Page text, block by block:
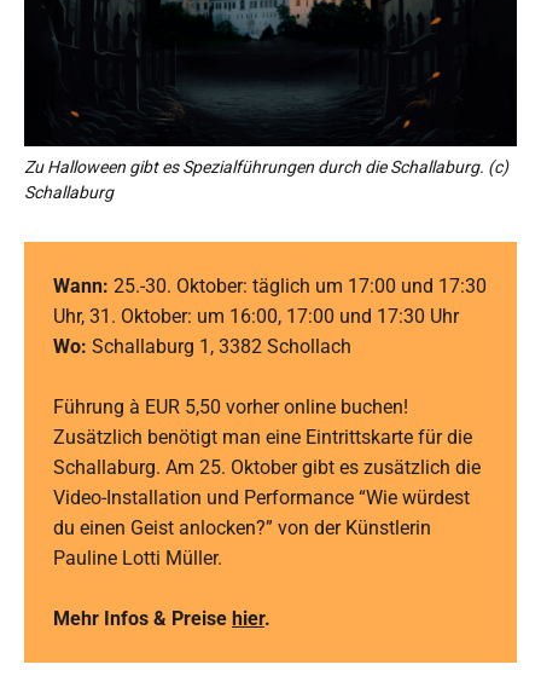
Zu Halloween gibt es Spezialführungen durch die Schallaburg. (c)
Schallaburg
Wann: 25.-30. Oktober: täglich um 17:00 und 17:30
Uhr, 31. Oktober: um 16:00, 17:00 und 17:30 Uhr
Wo: Schallaburg 1, 3382 Schollach
Führung à EUR 5,50 vorher online buchen!
Zusätzlich benötigt man eine Eintrittskarte für die
Schallaburg. Am 25. Oktober gibt es zusätzlich die
Video-Installation und Performance “Wie würdest
du einen Geist anlocken?” von der Künstlerin
Pauline Lotti Müller.
Mehr Infos & Preise hier.